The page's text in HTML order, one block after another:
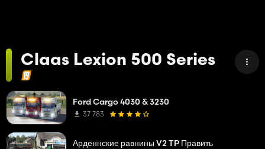
Claas Lexion 500 Series
Ford Cargo 4030 & 3230
37 783
Арденнские равнины V2 TP Править